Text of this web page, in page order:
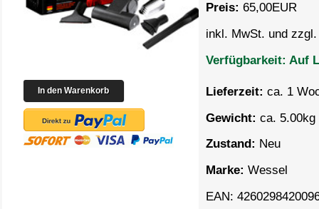
Preis: 65,00EUR
inkl. MwSt. und
Verfügbarkeit: Auf
Lieferzeit: ca. 1
Gewicht: ca. 5.00kg
Zustand: Neu
Marke: Wessel
EAN: